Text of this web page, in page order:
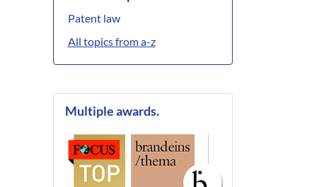
Patent law
All topics from a-z
Multiple awards.